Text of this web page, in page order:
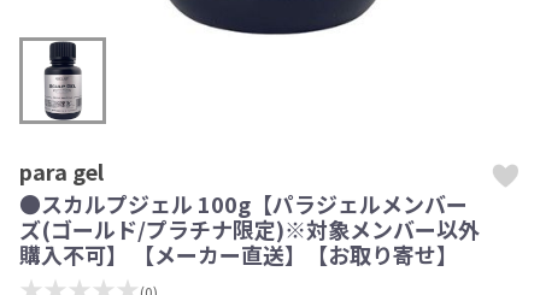
para gel
●スカルプジェル 100g【パラジェルメンバー
ズ(ゴールド/プラチナ限定)※対象メンバー以外
購入不可】 【メーカー直送】【お取り寄せ】
★★★★★